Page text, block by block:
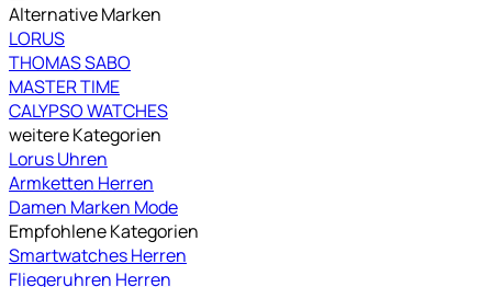
Alternative Marken
LORUS
THOMAS SABO
MASTER TIME
CALYPSO WATCHES
weitere Kategorien
Lorus Uhren
Armketten Herren
Damen Marken Mode
Empfohlene Kategorien
Smartwatches Herren
Fliegeruhren Herren